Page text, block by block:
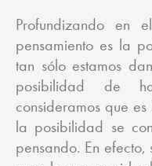
Profundizando en
pensamiento es la
tan sólo estamos
posibilidad de
consideramos que
la posibilidad se
pensando. En